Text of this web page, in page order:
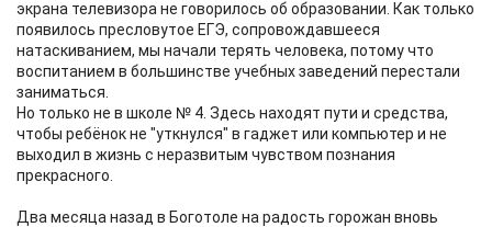
экрана телевизора не говорилось об образовании. Как только
появилось пресловутое ЕГЭ, сопровождавшееся
натаскиванием, мы начали терять человека, потому что
воспитанием в большинстве учебных заведений перестали
заниматься.
Но только не в школе № 4. Здесь находят пути и средства,
чтобы ребёнок не "уткнулся" в гаджет или компьютер и не
выходил в жизнь с неразвитым чувством познания
прекрасного.
Два месяца назад в Боготоле на радость горожан вновь